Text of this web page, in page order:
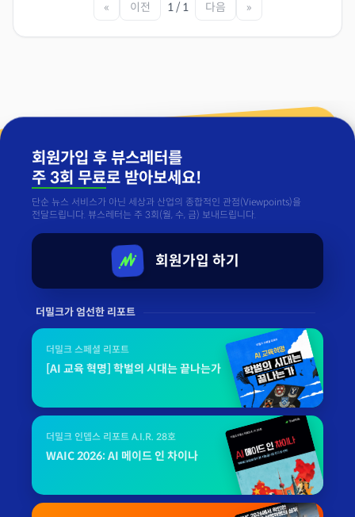
« 이전 1 / 1 다음 »
회원가입 후 뷰스레터를
주 3회 무료로 받아보세요!
단순 뉴스 서비스가 아닌 세상과 산업의 종합적인 관점(Viewpoints)을
전달드립니다. 뷰스레터는 주 3회(월, 수, 금) 보내드립니다.
회원가입 하기
더밀크가 엄선한 리포트
더밀크 스페셜 리포트
[AI 교육 혁명] 학벌의 시대는 끝나는가
더밀크 인뎁스 리포트 A.I.R. 28호
WAIC 2026: AI 메이드 인 차이나